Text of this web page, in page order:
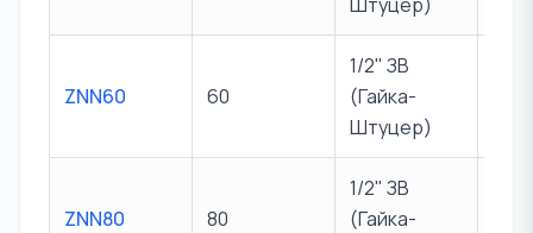
ZNN60 60
1/2" ЗВ
(Гайка-
Штуцер)
ZNN80 80
1/2" ЗВ
(Гайка-